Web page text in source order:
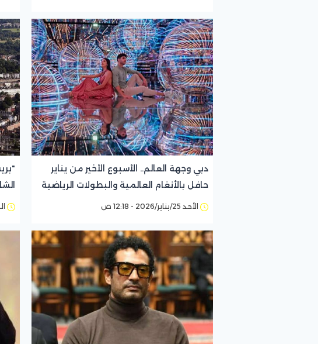
دبي وجهة العالم.. الأسبوع الأخير من يناير
حافل بالأنغام العالمية والبطولات الرياضية
الأحد 25/يناير/2026 - 12:18 ص